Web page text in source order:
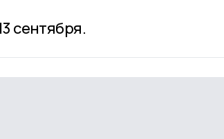
сентября.